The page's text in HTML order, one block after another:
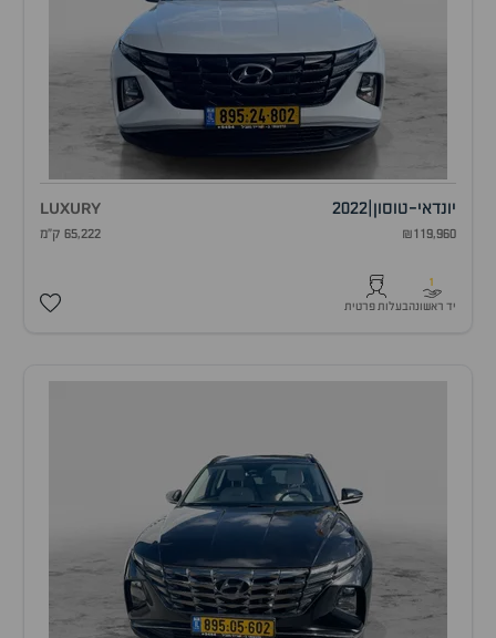
יונדאי-טוסון 2022
LUXURY
₪119,960 65,222 ק"מ
1
יד ראשונהבעלות פרטית